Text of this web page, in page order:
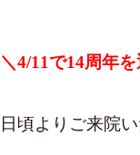
＼4/11で14周年
日頃よりご来院